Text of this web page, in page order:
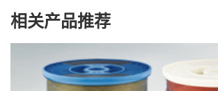
相关产品推荐